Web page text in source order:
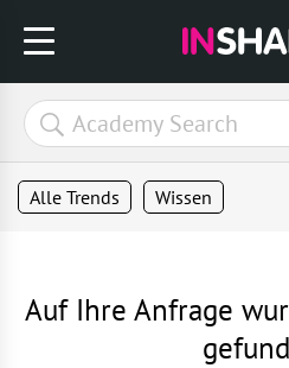
Alle Trends Wissen
Auf Ihre Anfrage